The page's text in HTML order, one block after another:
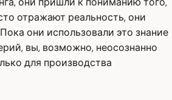
отражают реальность, они
они использовали это знание
вы, возможно, неосознанно
для производства